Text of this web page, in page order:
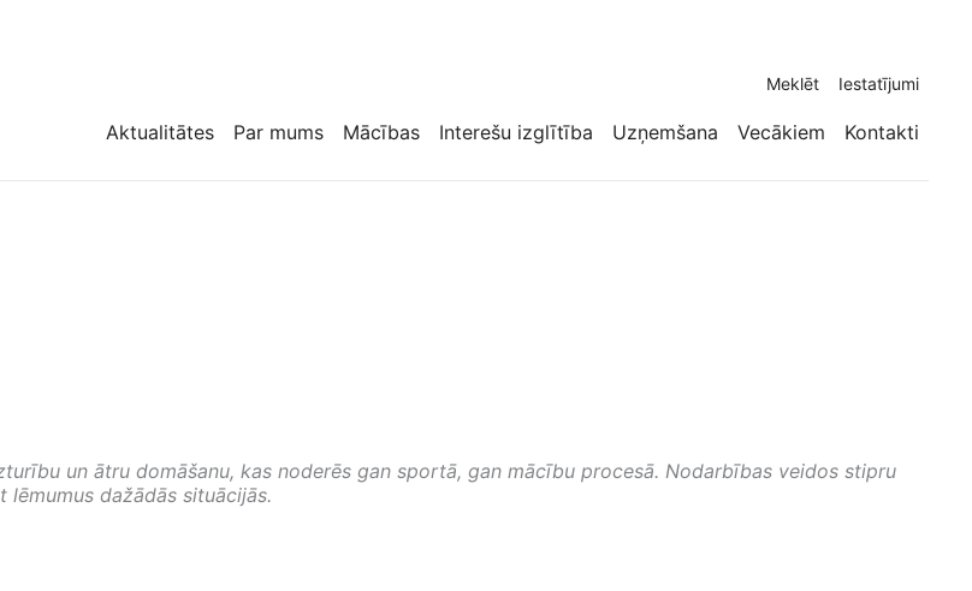
Meklēt Iestatījumi
Aktualitātes Par mums Mācības Interešu izglītība Uzņemšana Vecākiem Kontakti
un ātru domāšanu, kas noderēs gan sportā, gan mācību procesā. Nodarbības veidos stipru
dažādās situācijās.